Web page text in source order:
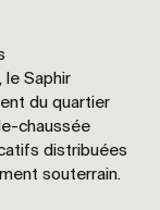
le Saphir
du quartier
chaussée
distribuées
souterrain.